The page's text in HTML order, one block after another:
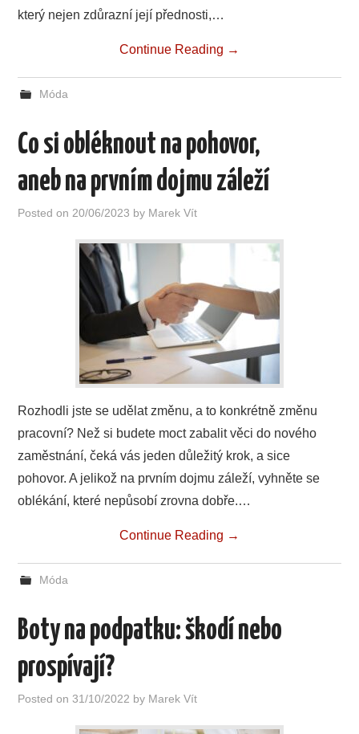
který nejen zdůrazní její přednosti,…
Continue Reading →
Móda
Co si obléknout na pohovor,
aneb na prvním dojmu záleží
Posted on 20/06/2023 by Marek Vít
Rozhodli jste se udělat změnu, a to konkrétně změnu
pracovní? Než si budete moct zabalit věci do nového
zaměstnání, čeká vás jeden důležitý krok, a sice
pohovor. A jelikož na prvním dojmu záleží, vyhněte se
oblékání, které nepůsobí zrovna dobře.…
Continue Reading →
Móda
Boty na podpatku: škodí nebo
prospívají?
Posted on31/10/2022 by Marek Vít